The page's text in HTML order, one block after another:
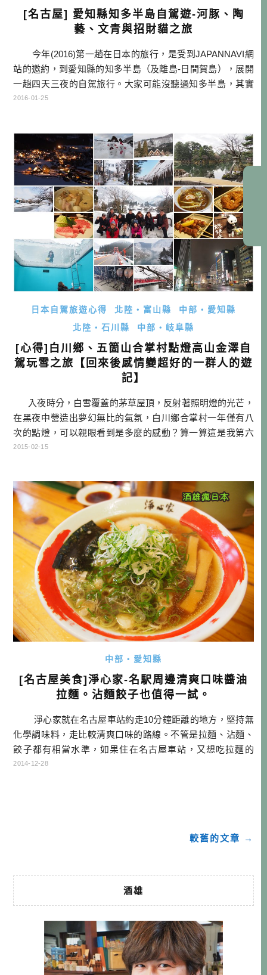
[名古屋] 愛知縣知多半島自駕遊-河豚、陶
藝、文青與招財貓之旅
今年(2016)第一趟在日本的旅行，是受到JAPANNAVI網
站的邀約，到愛知縣的知多半島（及離島-日間賀島），展開
一趟四天三夜的自駕旅行。大家可能沒聽過知多半島，其實
就是名古屋機場所在的半島，夾在伊勢灣跟知多灣之間，有
聞名。 從知多半島開車進名古屋市區還有40分 […]…
2016-01-25
日本自駕旅遊心得 北陸・富山縣
中部・愛知縣
北陸・石川縣
中部・岐阜縣
[心得]白川鄉、五箇山合掌村點燈高山金澤自
駕玩雪之旅【回來後感情變超好的一群人的遊
記】
入夜時分，白雪覆蓋的茅草屋頂，反射著照明燈的光芒，
在黑夜中營造出夢幻無比的氣氛，白川鄉合掌村一年僅有八
次的點燈，可以親眼看到是多麼的感動？算一算這是我第六
次造訪白川鄉，也是第三次親眼欣賞到點燈。一如往常的，
的人潮中，也許講中文的還多於日本人。或許我該找尋下一
個祕境了。 這一趟旅程， […]…
2015-02-15
中部・愛知縣
[名古屋美食]淨心家-名駅周邊清爽口味醬油
拉麵。沾麵餃子也值得一試。
淨心家就在名古屋車站約走10分鐘距離的地方，堅持無
化學調味料，走比較清爽口味的路線。不管是拉麵、沾麵、
餃子都有相當水準，如果住在名古屋車站，又想吃拉麵的
話，我想會是很不錯的選擇。他們家的湯頭是走純正醬油
2014-12-28
較舊的文章 →
酒雄